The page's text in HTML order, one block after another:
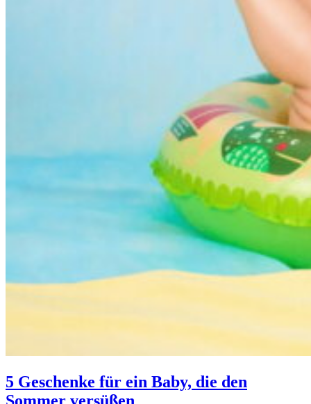
5 Geschenke für ein Baby, die den
Sommer versüßen